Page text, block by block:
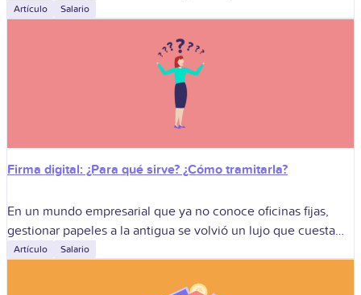
concreta: el bienestar financiero del trabajador influye
Artículo Salario
Firma digital: ¿Para qué sirve? ¿Cómo tramitarla?
En un mundo empresarial que ya no conoce oficinas fijas,
gestionar papeles a la antigua se volvió un lujo que cuesta
tiempo y seguridad. Hoy, más que ahorrar papel, se
Artículo Salario